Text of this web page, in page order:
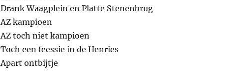
Drank Waagplein en Platte Stenenbrug
AZ kampioen
AZ toch niet kampioen
Toch een feessie in de Henries
Apart ontbijtje